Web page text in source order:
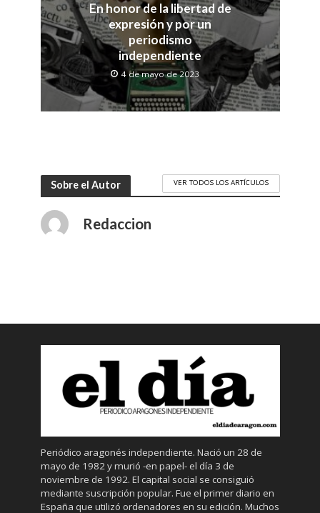
En honor de la libertad de
expresión y por un
periodismo
independiente
4 de mayo de 2023
Sobre el Autor VER TODOS LOS ARTÍCULOS
Redaccion
Periódico aragonés independiente. Nació un 28 de
mayo de 1982 y murió -en papel- el día 3 de
noviembre de 1992. El capital social se consiguió
mediante suscripción popular. Fue el primer diario en
España que utilizó ordenadores en su edición. Muchos